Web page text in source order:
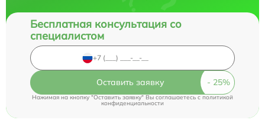
Бесплатная консультация со
специалистом
Оставить заявку
Нажимая на кнопку "Оставить заявку" Вы соглашаетесь cполитикой
конфиденциальности